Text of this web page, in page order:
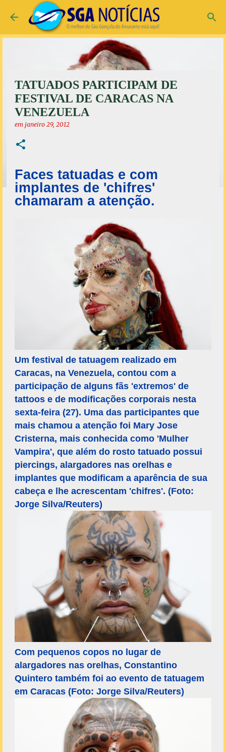
Pular para o conteúdo principal
TATUADOS PARTICIPAM DE
FESTIVAL DE CARACAS NA
VENEZUELA
em janeiro 29, 2012
Faces tatuadas e com
implantes de 'chifres'
chamaram a atenção.
Um festival de tatuagem realizado em
Caracas, na Venezuela, contou com a
participação de alguns fãs 'extremos' de
tattoos e de modificações corporais nesta
sexta-feira (27). Uma das participantes que
mais chamou a atenção foi Mary Jose
Cristerna, mais conhecida como 'Mulher
Vampira', que além do rosto tatuado possui
piercings, alargadores nas orelhas e
implantes que modificam a aparência de sua
cabeça e lhe acrescentam 'chifres'. (Foto:
Jorge Silva/Reuters)
Com pequenos copos no lugar de
alargadores nas orelhas, Constantino
Quintero também foi ao evento de tatuagem
em Caracas (Foto: Jorge Silva/Reuters)